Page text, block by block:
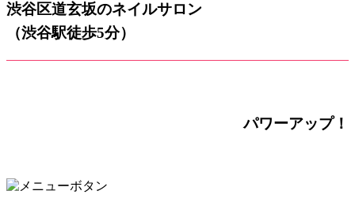
渋谷区道玄坂のネイルサロン
（渋谷駅徒歩5分）
パワーアップ！